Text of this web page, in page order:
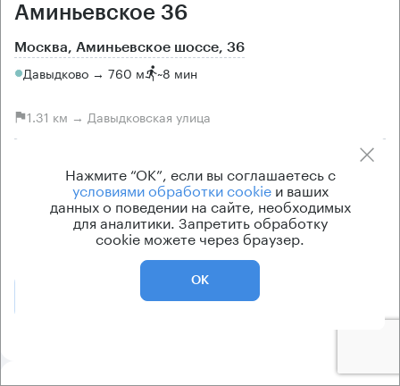
Аминьевское 36
Москва, Аминьевское шоссе, 36
Давыдково → 760 м ~8 мин
1.31 км → Давыдковская улица
по запросу по запросу
Класс офисов Тип здания
Жилое здание
Получить презентацию
Нажмите “ОК”, если вы соглашаетесь с
условиями обработки cookieи ваших
данных о поведении на сайте, необходимых
для аналитики. Запретить обработку
cookie можете через браузер.
ОК